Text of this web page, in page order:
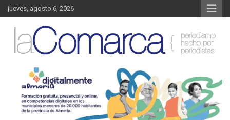
Saltar
al
contenido
jueves, agosto 6, 2026
La Comarca – Noticias del
Almanzora
Almanzora y sus localidades.